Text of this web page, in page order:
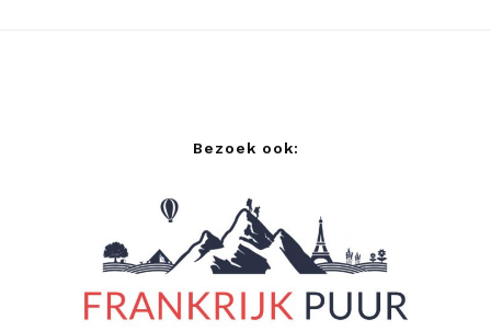
Bezoek ook: